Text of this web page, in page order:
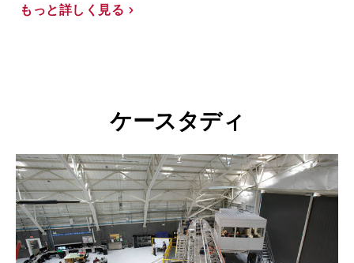
もっと詳しく見る
ケースタディ